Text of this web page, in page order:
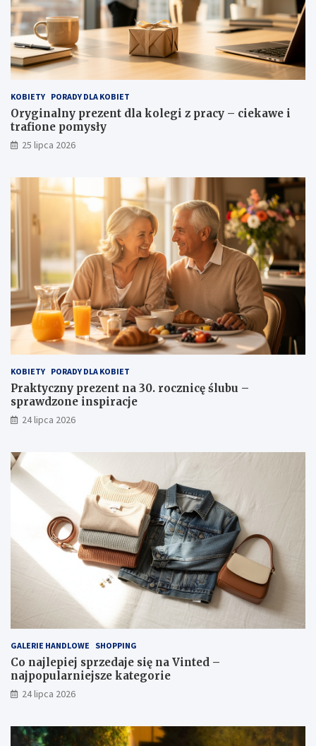
KOBIETY PORADY DLA KOBIET
Oryginalny prezent dla kolegi z pracy – ciekawe i
trafione pomysły
25 lipca 2026
KOBIETY PORADY DLA KOBIET
Praktyczny prezent na 30. rocznicę ślubu –
sprawdzone inspiracje
24 lipca 2026
GALERIE HANDLOWE SHOPPING
Co najlepiej sprzedaje się na Vinted –
najpopularniejsze kategorie
24 lipca 2026